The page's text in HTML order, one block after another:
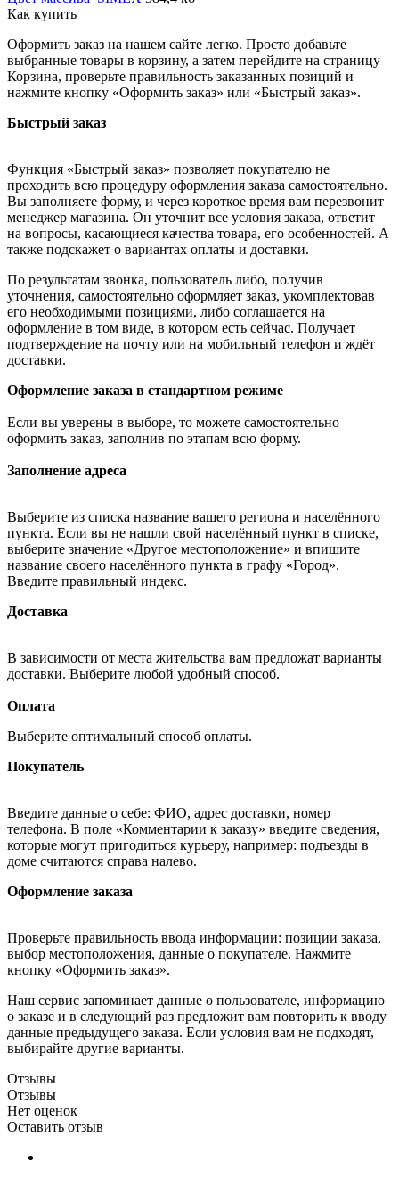
Как купить
Оформить заказ на нашем сайте легко. Просто добавьте
выбранные товары в корзину, а затем перейдите на страницу
Корзина, проверьте правильность заказанных позиций и
нажмите кнопку «Оформить заказ» или «Быстрый заказ».
Быстрый заказ
Функция «Быстрый заказ» позволяет покупателю не
проходить всю процедуру оформления заказа самостоятельно.
Вы заполняете форму, и через короткое время вам перезвонит
менеджер магазина. Он уточнит все условия заказа, ответит
на вопросы, касающиеся качества товара, его особенностей. А
также подскажет о вариантах оплаты и доставки.
По результатам звонка, пользователь либо, получив
уточнения, самостоятельно оформляет заказ, укомплектовав
его необходимыми позициями, либо соглашается на
оформление в том виде, в котором есть сейчас. Получает
подтверждение на почту или на мобильный телефон и ждёт
доставки.
Оформление заказа в стандартном режиме
Если вы уверены в выборе, то можете самостоятельно
оформить заказ, заполнив по этапам всю форму.
Заполнение адреса
Выберите из списка название вашего региона и населённого
пункта. Если вы не нашли свой населённый пункт в списке,
выберите значение «Другое местоположение» и впишите
название своего населённого пункта в графу «Город».
Введите правильный индекс.
Доставка
В зависимости от места жительства вам предложат варианты
доставки. Выберите любой удобный способ.
Оплата
Выберите оптимальный способ оплаты.
Покупатель
Введите данные о себе: ФИО, адрес доставки, номер
телефона. В поле «Комментарии к заказу» введите сведения,
которые могут пригодиться курьеру, например: подъезды в
доме считаются справа налево.
Оформление заказа
Проверьте правильность ввода информации: позиции заказа,
выбор местоположения, данные о покупателе. Нажмите
кнопку «Оформить заказ».
Наш сервис запоминает данные о пользователе, информацию
о заказе и в следующий раз предложит вам повторить к вводу
данные предыдущего заказа. Если условия вам не подходят,
выбирайте другие варианты.
Отзывы
Отзывы
Нет оценок
Оставить отзыв